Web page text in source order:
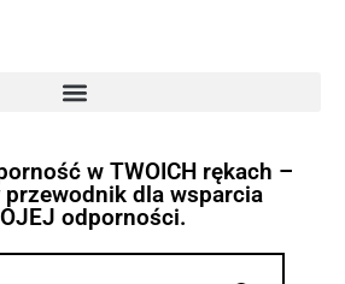
w TWOICH rękach –
przewodnik dla wsparcia
odporności.